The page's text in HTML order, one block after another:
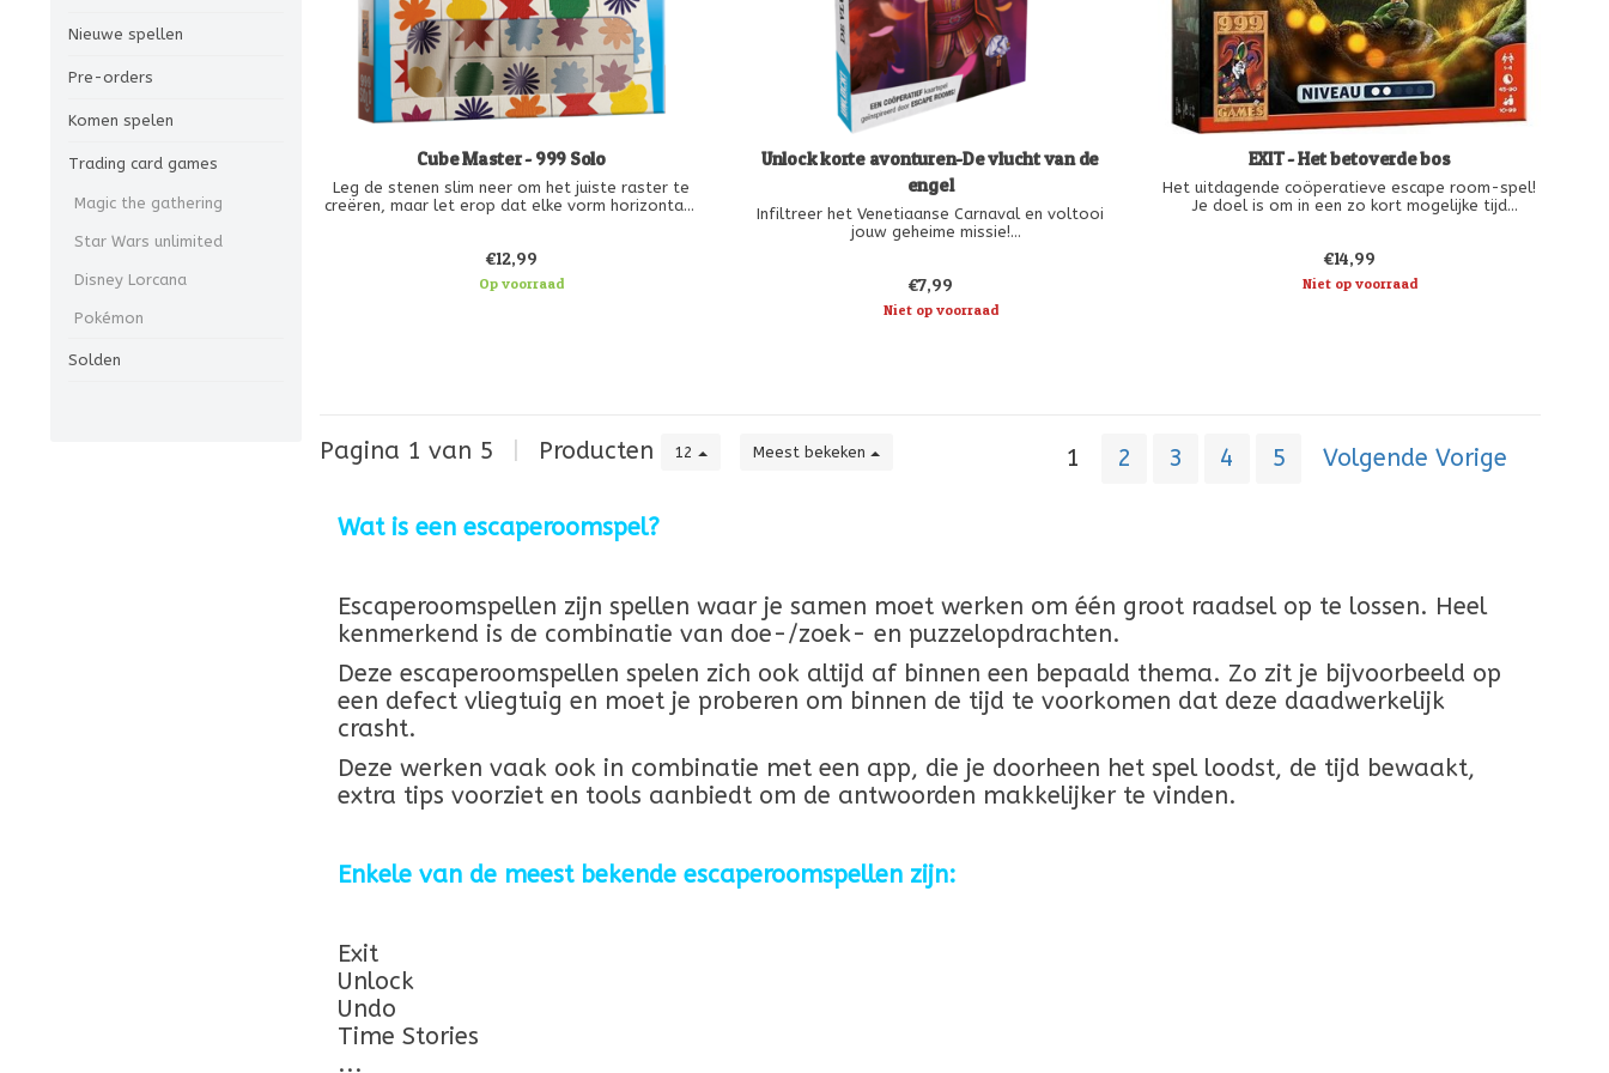
Nieuwe spellen
Pre-orders
Komen spelen
Trading card games
Magic the gathering
Star Wars unlimited
Disney Lorcana
Pokémon
Solden
Cube Master - 999 Solo
Leg de stenen slim neer om het juiste raster te
creëren, maar let erop dat elke vorm horizontaal
ruimtelijk inzicht en denkvermogen op de proef.
Dankzij de comp
€12,99
Op voorraad
Unlock korte avonturen-De vlucht van de
engel
Infiltreer het Venetiaanse Carnaval en voltooi
jouw geheime missie!
puzzels op en voltooi het avontuur voordat de
tijd om is!
€7,99
Niet op voorraad
EXIT - Het betoverde bos
Het uitdagende coöperatieve escape room-spel!
Je doel is om in een zo kort mogelijke tijd
raadsels oplost. De puzzels zijn vrij pittig.
€14,99
Niet op voorraad
Pagina 1 van 5 Producten 12 Meest bekeken 1 2 3 4 5 Volgende Vorige
Wat is een escaperoomspel?
Escaperoomspellen zijn spellen waar je samen moet werken om één groot raadsel op te lossen. Heel
kenmerkend is de combinatie van doe-/zoek- en puzzelopdrachten.
Deze escaperoomspellen spelen zich ook altijd af binnen een bepaald thema. Zo zit je bijvoorbeeld op
een defect vliegtuig en moet je proberen om binnen de tijd te voorkomen dat deze daadwerkelijk
crasht.
Deze werken vaak ook in combinatie met een app, die je doorheen het spel loodst, de tijd bewaakt,
extra tips voorziet en tools aanbiedt om de antwoorden makkelijker te vinden.
Enkele van de meest bekende escaperoomspellen zijn:
Exit
Unlock
Undo
Time Stories
...